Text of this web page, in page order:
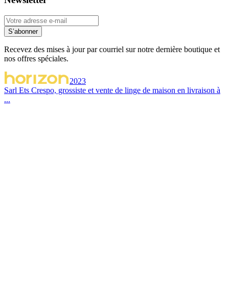
S’abonner
Recevez des mises à jour par courriel sur notre dernière boutique et
nos offres spéciales.
2023
Sarl Ets Crespo, grossiste et vente de linge de maison en livraison à
...